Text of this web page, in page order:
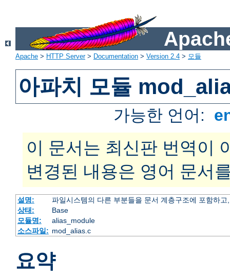
Apache > HTTP Server> Documentation > Version 2.4 > 모듈
아파치 모듈
가능한 언어:
이 문서는 최신판 번역이
변경된 내용은 영어 문서
설명:
파일시스템의 다른 부분들을 문서 계층구조에 포함하
상태:
Base
모듈명:
alias_module
소스파일: mod_alias.c
요약